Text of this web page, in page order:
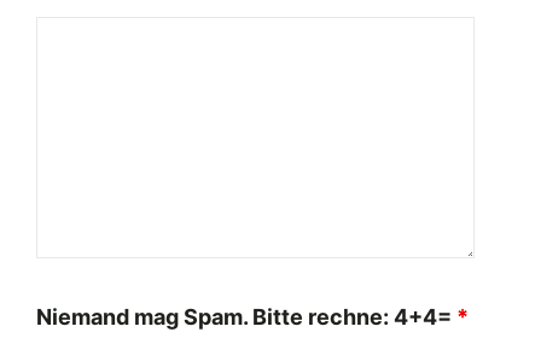
Niemand mag Spam. Bitte rechne: 4+4= *